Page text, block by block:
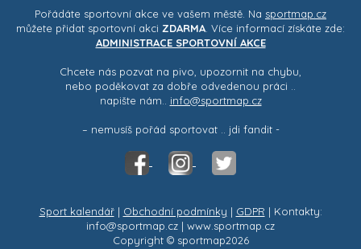
Pořádáte sportovní akce ve vašem městě. Na sportmap.cz
můžete přidat sportovní akci ZDARMA . Více informací získáte zde:
ADMINISTRACE SPORTOVNÍ AKCE
Chcete nás pozvat na pivo, upozornit na chybu,
nebo poděkovat za dobře odvedenou práci ..
napište nám.. info@sportmap.cz
– nemusíš pořád sportovat .. jdi fandit -
Sport kalendář| Obchodní podmínky | GDPR | Kontakty:
info@sportmap.cz | www.sportmap.cz
Copyright © sportmap2026